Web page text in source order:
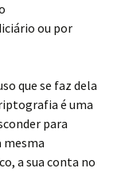
ou por
que se faz dela
é uma
para
mesma
a sua conta no